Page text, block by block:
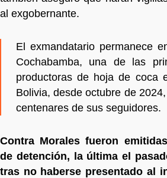
al exgobernante.
El exmandatario permanece
Cochabamba, una de las
productoras de hoja de coca
Bolivia, desde octubre de
centenares de sus seguidores.
Contra Morales fueron
de detención, la última el
tras no haberse presentado al